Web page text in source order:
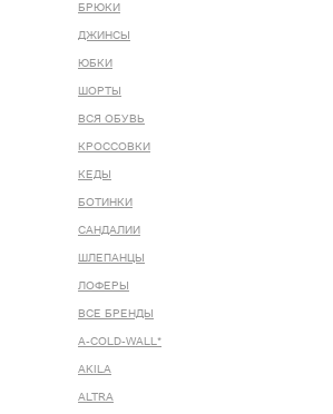
БРЮКИ
ДЖИНСЫ
ЮБКИ
ШОРТЫ
ВСЯ ОБУВЬ
КРОССОВКИ
КЕДЫ
БОТИНКИ
САНДАЛИИ
ШЛЕПАНЦЫ
ЛОФЕРЫ
ВСЕ БРЕНДЫ
A-COLD-WALL*
AKILA
ALTRA